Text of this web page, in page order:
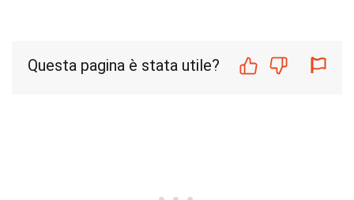
Questa pagina è stata utile?